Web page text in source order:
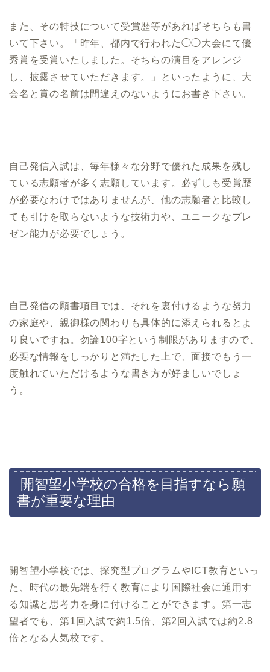
また、その特技について受賞歴等があればそちらも書
いて下さい。「昨年、都内で行われた◯◯大会にて優
秀賞を受賞いたしました。そちらの演目をアレンジ
し、披露させていただきます。」といったように、大
会名と賞の名前は間違えのないようにお書き下さい。
自己発信入試は、毎年様々な分野で優れた成果を残し
ている志願者が多く志願しています。必ずしも受賞歴
が必要なわけではありませんが、他の志願者と比較し
ても引けを取らないような技術力や、ユニークなプレ
ゼン能力が必要でしょう。
自己発信の願書項目では、それを裏付けるような努力
の家庭や、親御様の関わりも具体的に添えられるとよ
り良いですね。勿論100字という制限がありますので、
必要な情報をしっかりと満たした上で、面接でもう一
度触れていただけるような書き方が好ましいでしょ
う。
開智望小学校の合格を目指すなら願
書が重要な理由
開智望小学校では、探究型プログラムやICT教育といっ
た、時代の最先端を行く教育により国際社会に通用す
る知識と思考力を身に付けることができます。第一志
望者でも、第1回入試で約1.5倍、第2回入試では約2.8
倍となる人気校です。